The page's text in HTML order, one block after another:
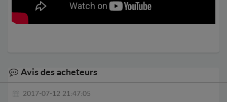
Avis des acheteurs
2017-07-12 21:47:05